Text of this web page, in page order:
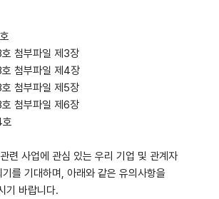
첨부파일 제3장
첨부파일 제4장
첨부파일 제5장
첨부파일 제6장
련 사업에 관심 있는 우리 기업 및 관계자
를 기대하며, 아래와 같은 유의사항을
기 바랍니다.